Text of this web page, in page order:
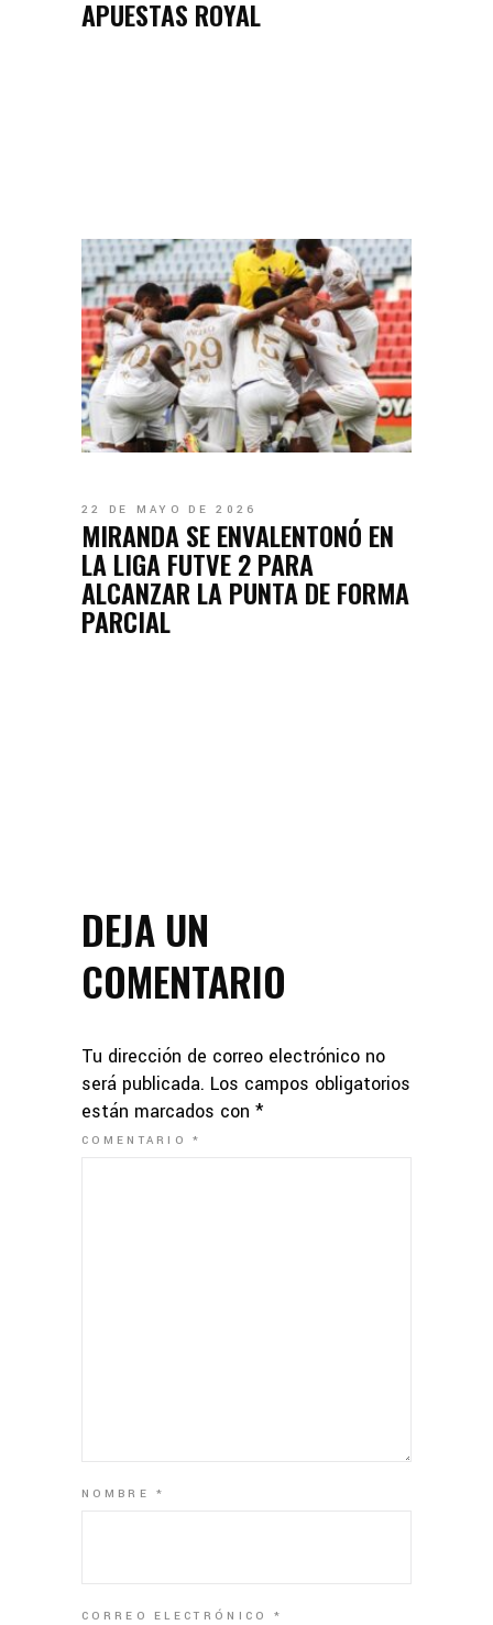
APUESTAS ROYAL
22 DE MAYO DE 2026
MIRANDA SE ENVALENTONÓ EN
LA LIGA FUTVE 2 PARA
ALCANZAR LA PUNTA DE FORMA
PARCIAL
DEJA UN
COMENTARIO
Tu dirección de correo electrónico no
será publicada. Los campos obligatorios
están marcados con *
COMENTARIO*
NOMBRE*
CORREO ELECTRÓNICO *